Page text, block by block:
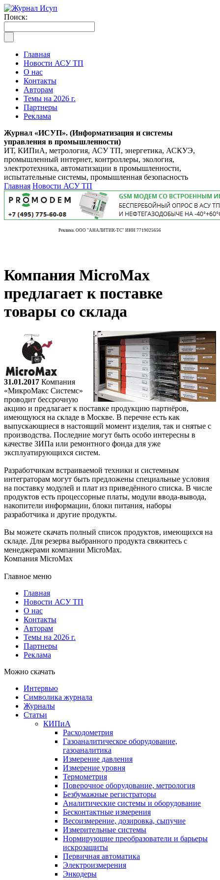
Поиск:
Главная
Новости АСУ ТП
О нас
Контакты
Авторам
Темы на 2026 г.
Партнеры
Реклама
Журнал «ИСУП». (Информатизация и системы
управления в промышленности)
ИТ, КИПиА, метрология, АСУ ТП, энергетика, АСКУЭ,
промышленный интернет, контроллеры, экология,
электротехника, автоматизации в промышленности,
испытательные системы, промышленная безопасность
Главная Новости АСУ ТП
Реклама. ООО "АНАЛИТИК-ТС" ИНН 7719025656
Компания MicroMax
предлагает к поставке
товары со склада
31.01.2017 Компания
«МикроМакс Системс»
проводит бессрочную
акцию и предлагает к поставке продукцию партнёров,
имеющуюся на складе в Москве. В перечне есть как
выпускающиеся в настоящий момент изделия, так и снятые с
производства. Последние могут быть особо интересны в
качестве ЗИПа или ремонтного фонда для уже
эксплуатирующихся систем.
Разработчикам встраиваемой техники и системным
интеграторам могут быть предложены специальные условия
на поставку модулей и плат из приведённого списка. В числе
продуктов есть процессорные платы, модули ввода-вывода,
накопители информации, блоки питания, наборы
разработчика и другие продукты.
Вы можете скачать полный список продуктов, имеющихся на
складе. Для резерва выбранного продукта свяжитесь с
менеджерами компании MicroMax.
Компания MicroMax
Главное меню
Главная
Новости АСУ ТП
О нас
Контакты
Авторам
Темы на 2026 г.
Партнеры
Реклама
Можно скачать
Интервью
Символика журнала
Журналы
Статьи
КИПиА
Расходометрия
Газоаналитическое оборудование,
газоаналитика
Измерение давления
Измерение уровня
Термометрия
Поверочное оборудование, метрология
Безбумажные регистраторы
Аналитические системы и оборудование
Бесконтактные измерения
Весоизмерение, дозировка, сыпучие
Измерительные системы
Нормирующие преобразователи и барьеры
искрозащиты
Первичная автоматика
Электроизмерения
Энкодеры